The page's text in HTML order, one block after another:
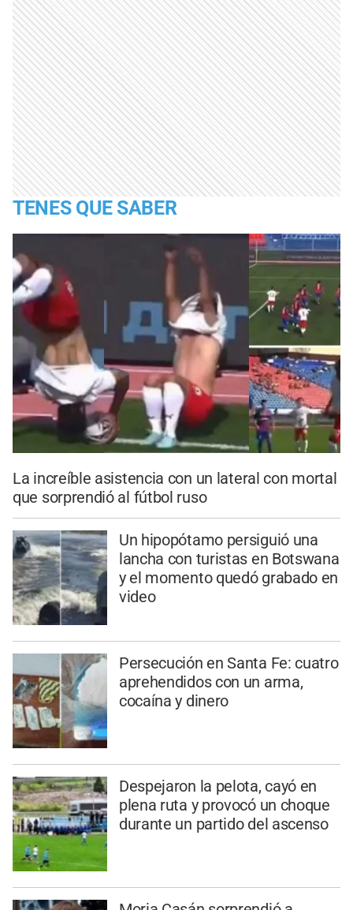
TENES QUE SABER
La increíble asistencia con un lateral con mortal
que sorprendió al fútbol ruso
Un hipopótamo persiguió una
lancha con turistas en Botswana
y el momento quedó grabado en
video
Persecución en Santa Fe: cuatro
aprehendidos con un arma,
cocaína y dinero
Despejaron la pelota, cayó en
plena ruta y provocó un choque
durante un partido del ascenso